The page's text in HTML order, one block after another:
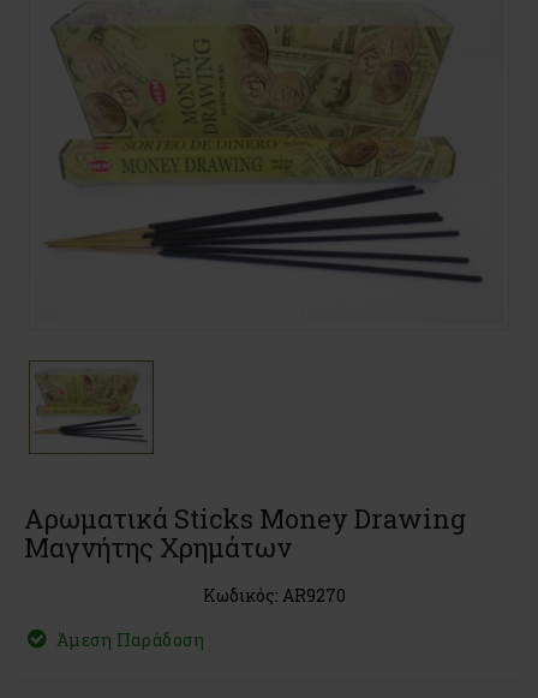
Αρωματικά Sticks Money Drawing
Μαγνήτης Χρημάτων
Κωδικός: AR9270
Άμεση Παράδοση